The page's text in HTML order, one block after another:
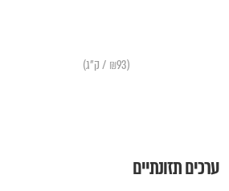
(₪93 / ק"ג)
ערכים תזונתיים